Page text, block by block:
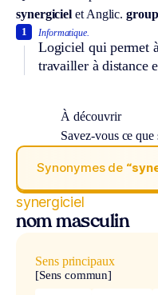
synergiciel et Anglic.
Informatique.
Logiciel qui permet à
travailler à distance
1
À découvrir
Savez-vous ce
Synonymes de
synergiciel
nom masculin
Sens principaux
[Sens commun]